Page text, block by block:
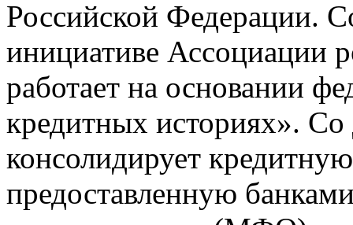
Российской Федерации.
инициативе Ассоциации
работает на основании
кредитных историях».
консолидирует
предоставленную